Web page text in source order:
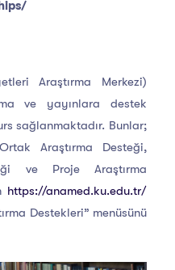
Araştırma Merkezi)
ve yayınlara destek
sağlanmaktadır. Bunlar;
Araştırma Desteği,
ve Proje Araştırma
https://anamed.ku.edu.tr/
Destekleri” menüsünü